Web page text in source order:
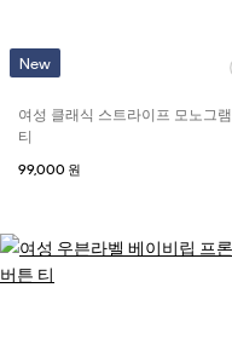
New
여성 클래식 스트라이프 모노그램
티
99,000 원